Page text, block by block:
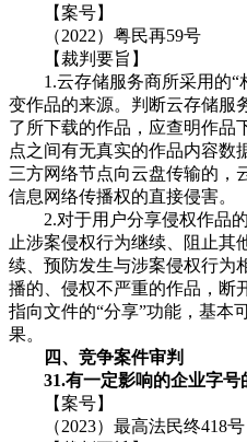
【案号】
（2022）粤民再59号
【裁判要旨】
1.云存储服务商所采用的“
变作品的来源。判断云存储服
了所下载的作品，应查明作品
点之间有无真实的作品内容数
三方网络节点向云盘传输的，
信息网络传播权的直接侵害。
2.对于用户分享侵权作品的
止涉案侵权行为继续、阻止其
续、预防发生与涉案侵权行为
播的、侵权不严重的作品，断
指向文件的“分享”功能，基本
果。
四、竞争案件审判
31.有一定影响的企业字号
【案号】
（2023）最高法民终418号